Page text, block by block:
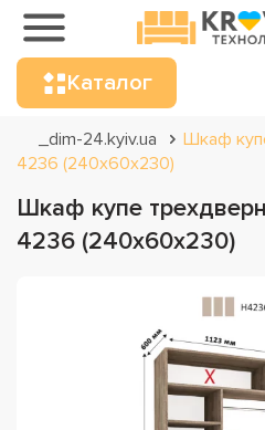
Каталог
_dim-24.kyiv.ua
Шкаф
4236 (240х60х230)
Шкаф купе
4236 (240х60х230)